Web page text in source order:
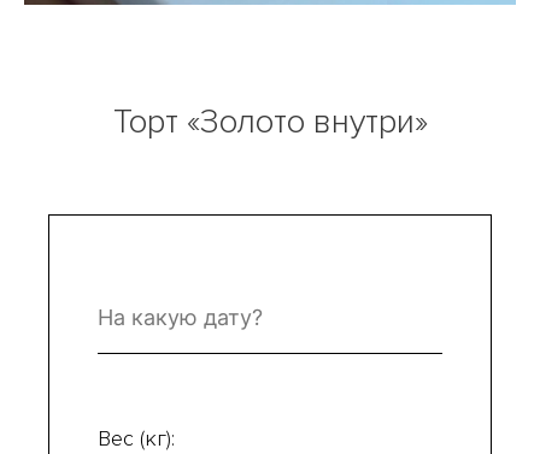
Торт «Золото внутри»
Вес (кг):